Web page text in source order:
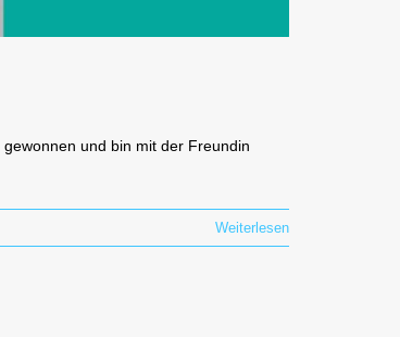
und bin mit der Freundin
Weiterlesen